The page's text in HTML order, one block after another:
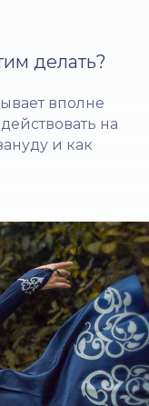
делать?
вполне
на
и как